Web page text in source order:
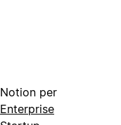
Notion per
Enterprise